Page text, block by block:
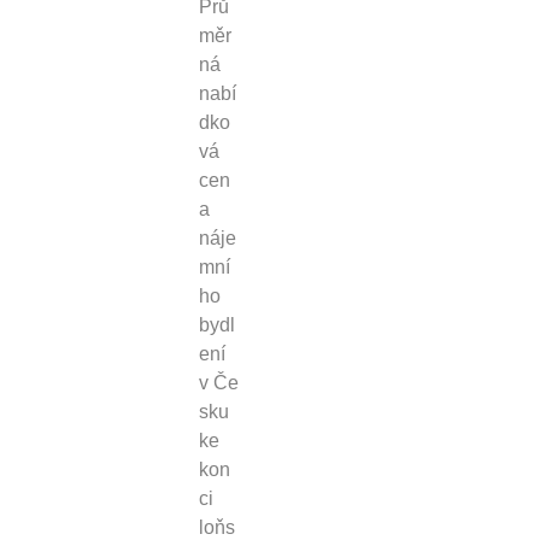
Prů
měr
ná
nabí
dko
vá
cen
a
náje
mní
ho
bydl
ení
v Če
sku
ke
kon
ci
loňs